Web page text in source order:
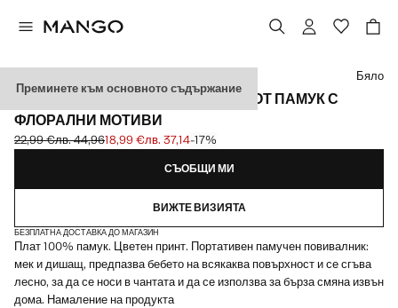
Преминете към основното съдържание
МЕКА ПОДЛОЖКА ЗА ПОВИВАНЕ ОТ ПАМУК С
ФЛОРАЛНИ МОТИВИ
Задраскана първоначална цена [22,99 € лв. 44,96]
22,99 €лв. 44,96
Текуща цена [18,99 € лв. 37,14]
18,99 €лв. 37,14-17%
Изберете цвят
Бяло
СЪОБЩИ МИ
ВИЖТЕ ВИЗИЯТА
БЕЗПЛАТНА ДОСТАВКА ДО МАГАЗИН
Плат 100% памук. Цветен принт. Портативен памучен повивалник:
мек и дишащ, предпазва бебето на всякаква повърхност и се сгъва
лесно, за да се носи в чантата и да се използва за бърза смяна извън
дома. Намаление на продукта